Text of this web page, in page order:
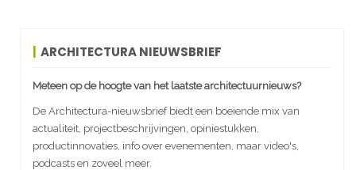
ARCHITECTURA NIEUWSBRIEF
Meteen op de hoogte van het laatste architectuurnieuws?
De Architectura-nieuwsbrief biedt een boeiende mix van
actualiteit, projectbeschrijvingen, opiniestukken,
productinnovaties, info over evenementen, maar video's,
podcasts en zoveel meer.